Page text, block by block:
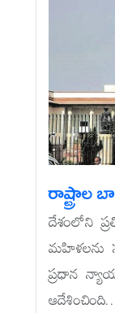
రాష్ట్రాల
దేశంలోని
మహిళలను
ప్రధాన